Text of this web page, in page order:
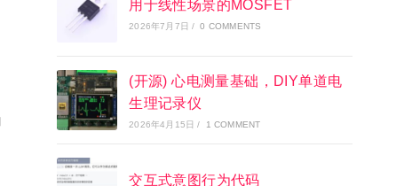
用于线性场景的MOSFET
2026年7月7日 / 0 COMMENTS
(开源) 心电测量基础，DIY单道电
生理记录仪
2026年4月15日 / 1 COMMENT
交互式意图行为代码